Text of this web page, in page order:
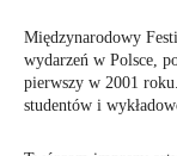
Międzynarodowy
wydarzeń w Polsce,
pierwszy w 2001
studentów i